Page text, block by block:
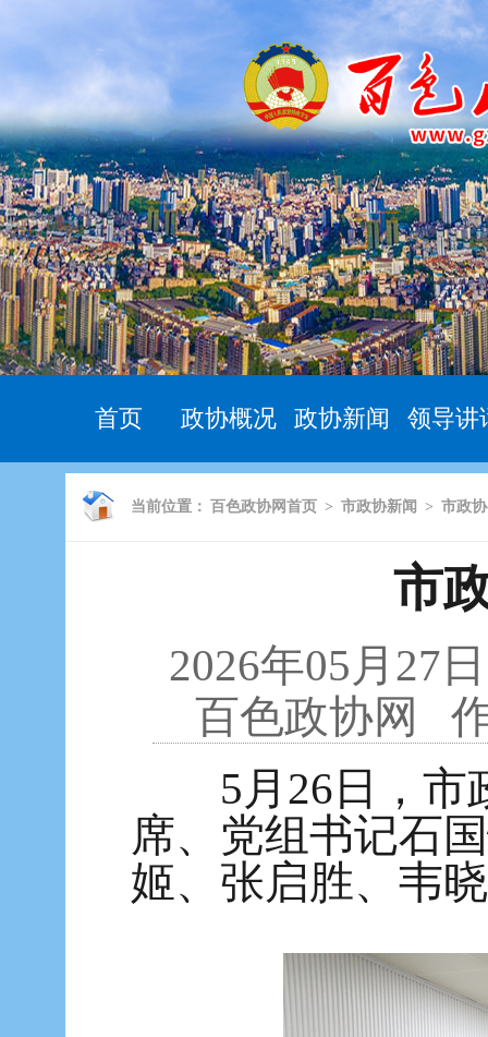
首页 政协概况 政协新闻 领导讲
当前位置： 百色政协网首页 > 市政协新闻 > 市政
市
2026年05月27
百色政协网
5月26日，市政
席、党组书记石
姬、张启胜、韦